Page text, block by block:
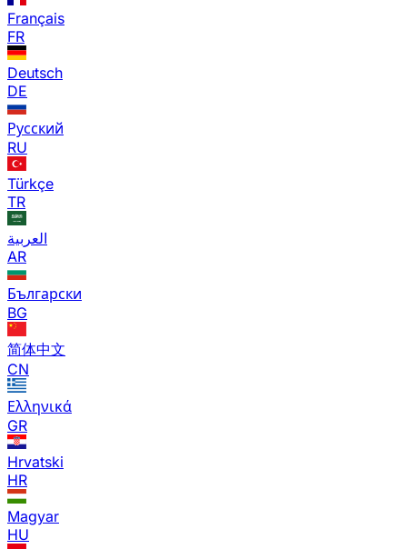
Français
FR
Deutsch
DE
Русский
RU
Türkçe
TR
العربية
AR
Български
BG
简体中文
CN
Ελληνικά
GR
Hrvatski
HR
Magyar
HU